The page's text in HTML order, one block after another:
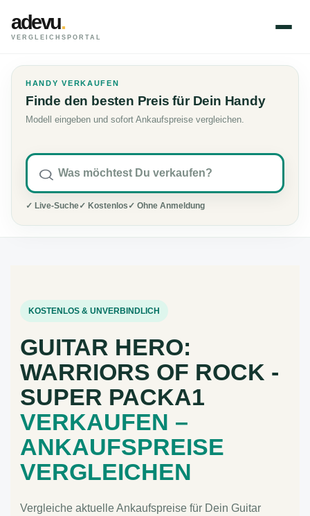
adevu.
VERGLEICHSPORTAL
HANDY VERKAUFEN
Finde den besten Preis für Dein Handy
Modell eingeben und sofort Ankaufspreise vergleichen.
✓ Live-Suche✓ Kostenlos ✓ Ohne Anmeldung
KOSTENLOS & UNVERBINDLICH
GUITAR HERO:
WARRIORS OF ROCK -
SUPER PACKA1
VERKAUFEN –
ANKAUFSPREISE
VERGLEICHEN
Vergleiche aktuelle Ankaufspreise für Dein Guitar